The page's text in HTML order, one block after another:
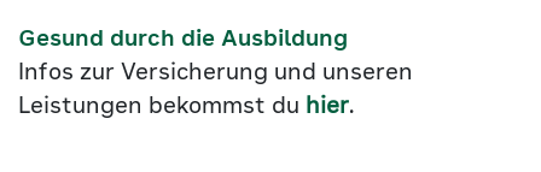
Gesund durch die Ausbildung
Infos zur Versicherung und unseren
Leistungen bekommst du hier.